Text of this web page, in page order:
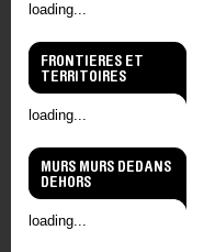
loading...
FRONTIERES ET
TERRITOIRES
loading...
MURS MURS DEDANS
DEHORS
loading...